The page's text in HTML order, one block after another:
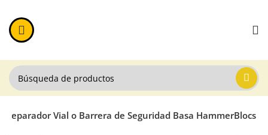
Separador Vial o Barrera de Seguridad Basa HammerBlocs